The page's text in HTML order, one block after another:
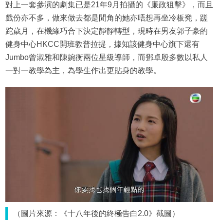
對上一套參演的劇集已是21年9月拍攝的《廉政狙擊》，而且
戲份亦不多，做來做去都是閒角的她亦唔想再坐冷板凳，蹉
跎歲月，在機緣巧合下決定靜靜轉型，現時在男友郭子豪的
健身中心HKCC開班教普拉提，據知該健身中心旗下還有
Jumbo曾淑雅和陳婉衡兩位星級導師，而鄧卓殷多數以私人
一對一教學為主，為學生作出更貼身的教學。
（圖片來源：《十八年後的終極告白2.0》截圖）